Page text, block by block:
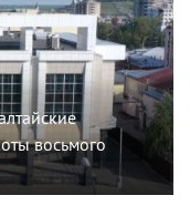
восьмого